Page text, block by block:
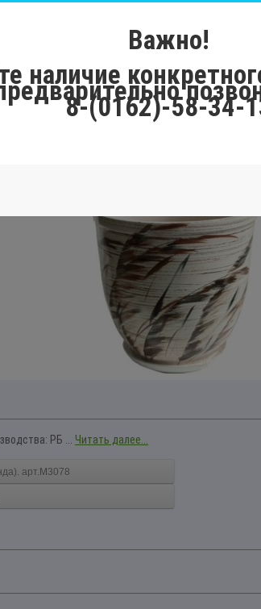
РБ ... Читать далее...
арт.М3078
Важно!
наличие
8-(0162)-58-34-